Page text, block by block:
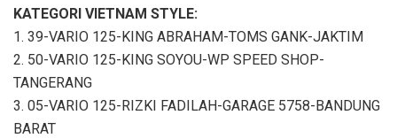
KATEGORI VIETNAM STYLE:
1. 39-VARIO 125-KING ABRAHAM-TOMS GANK-JAKTIM
2. 50-VARIO 125-KING SOYOU-WP SPEED SHOP-
TANGERANG
3. 05-VARIO 125-RIZKI FADILAH-GARAGE 5758-BANDUNG
BARAT